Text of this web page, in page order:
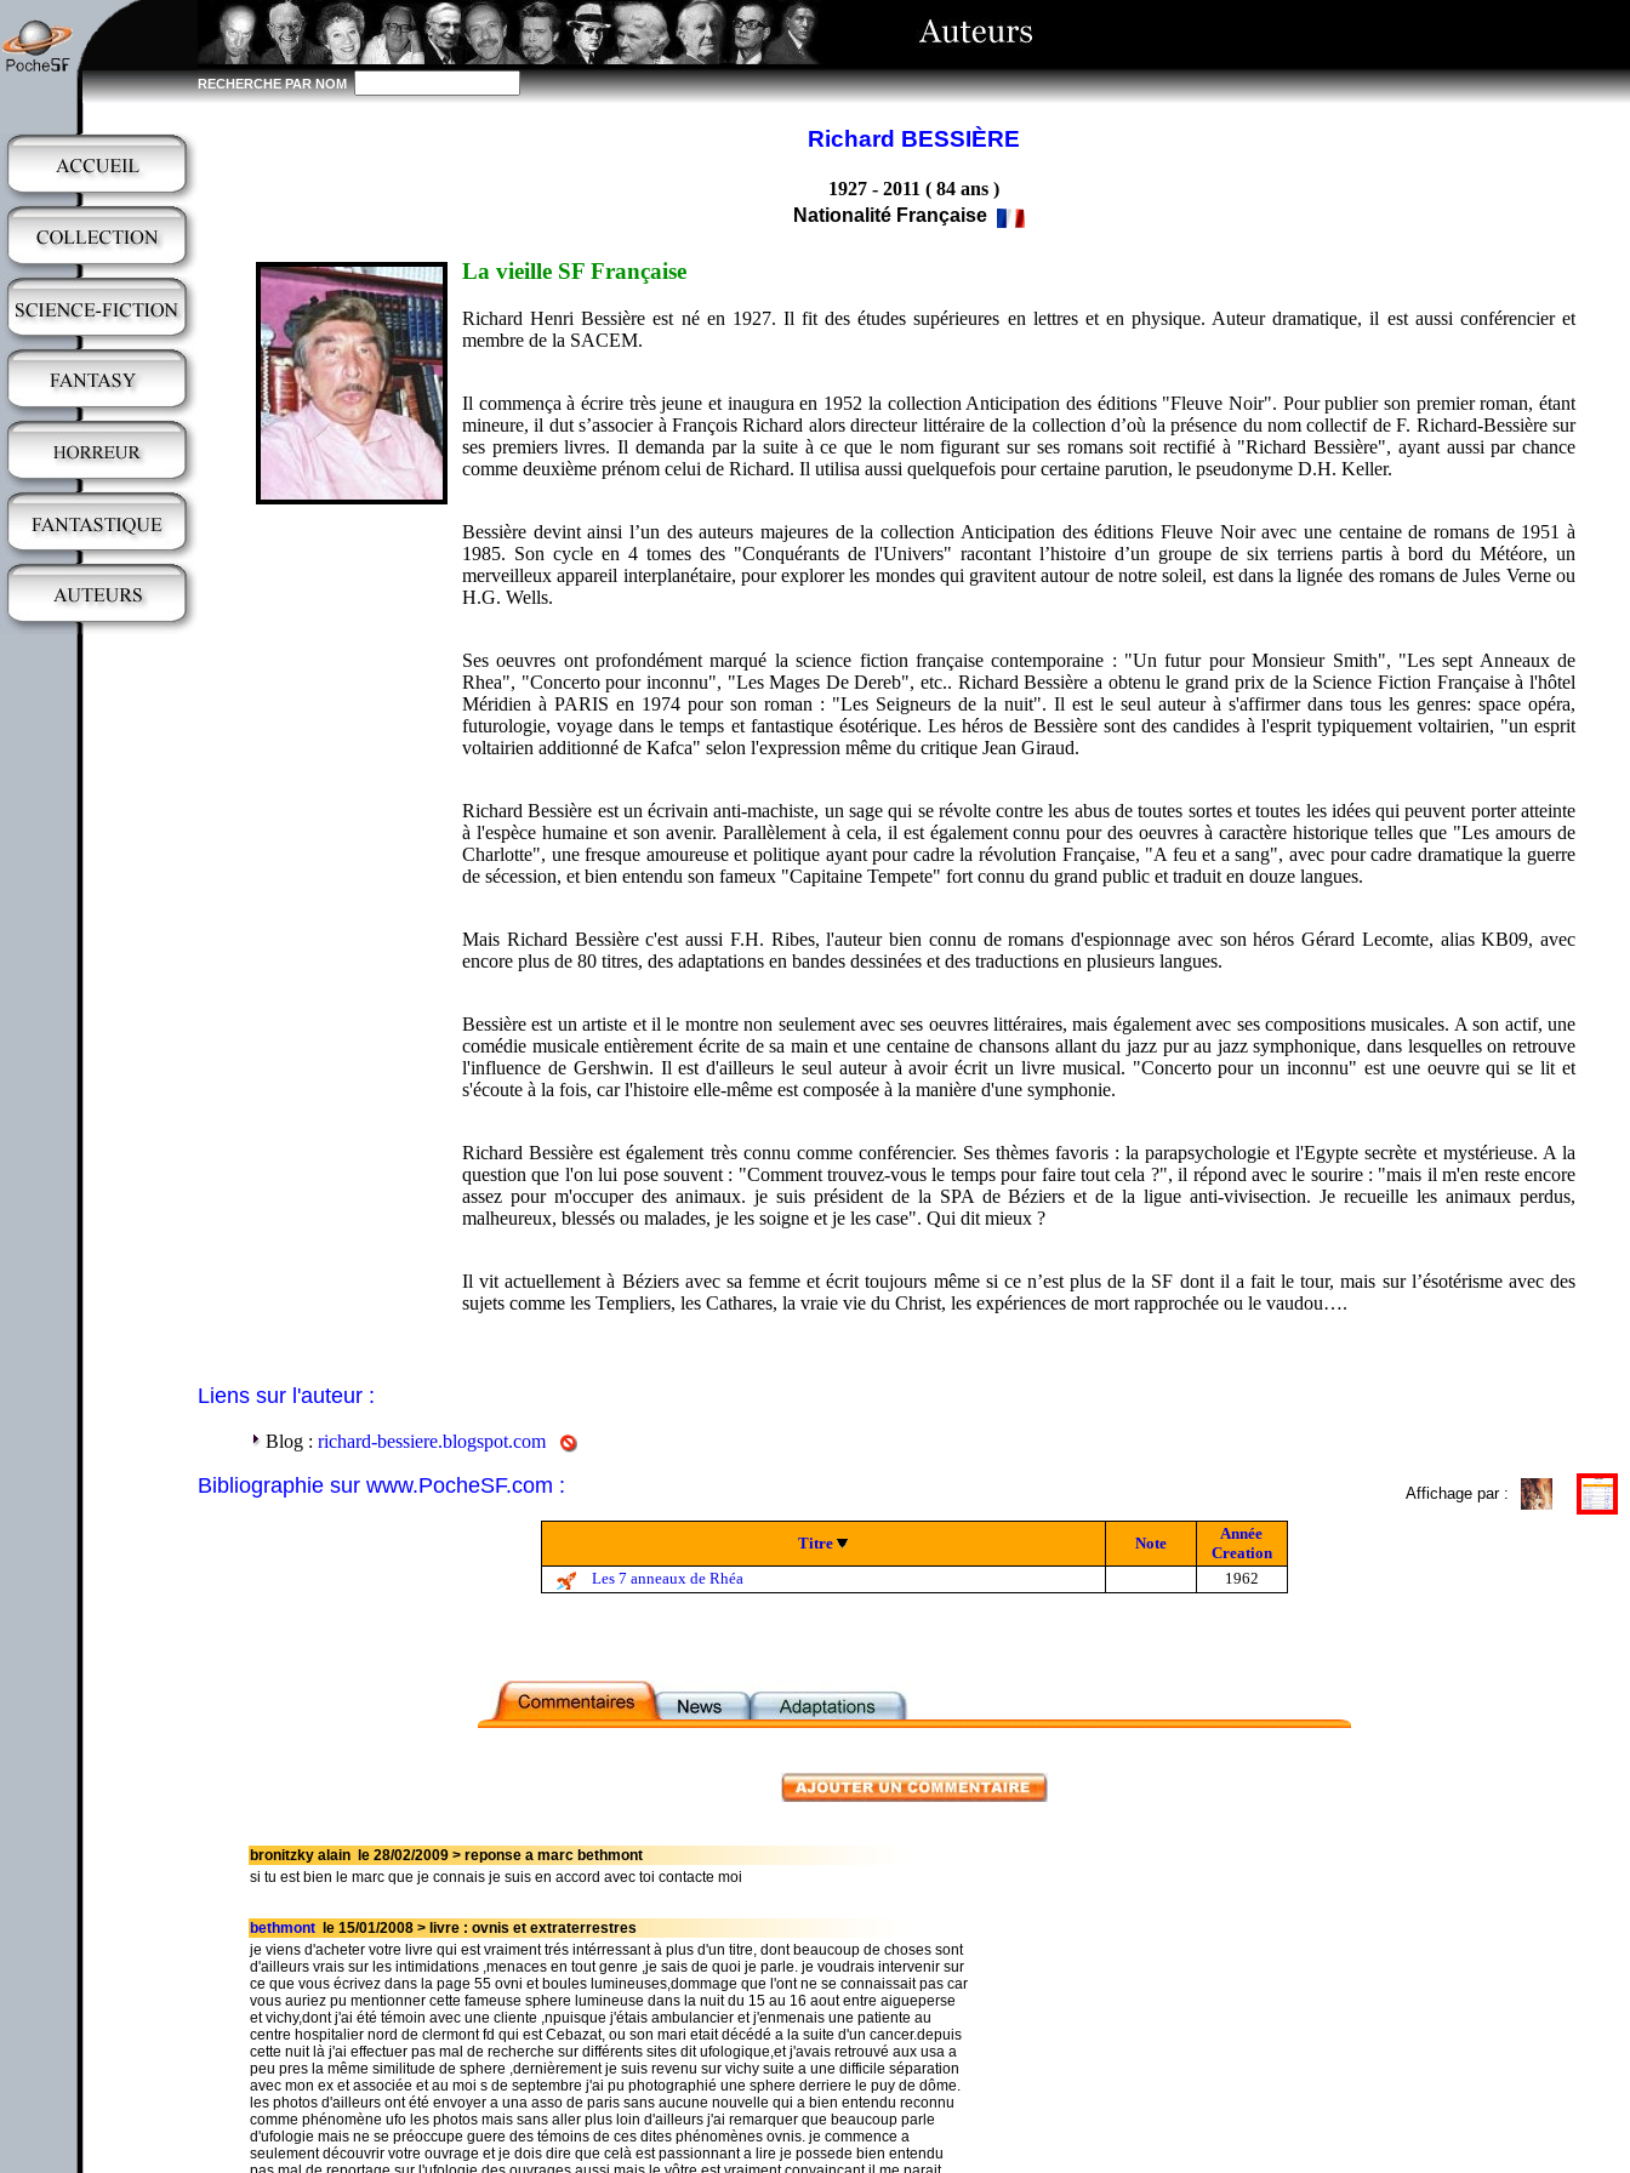
RECHERCHE PAR NOM
Richard BESSIÈRE
1927 - 2011 ( 84 ans )
Nationalité Française
La vieille SF Française
Richard Henri Bessière est né en 1927. Il fit des études supérieures en lettres et en physique. Auteur dramatique, il est aussi conférencier et
membre de la SACEM.
Il commença à écrire très jeune et inaugura en 1952 la collection Anticipation des éditions "Fleuve Noir". Pour publier son premier roman, étant
mineure, il dut s’associer à François Richard alors directeur littéraire de la collection d’où la présence du nom collectif de F. Richard-Bessière sur
ses premiers livres. Il demanda par la suite à ce que le nom figurant sur ses romans soit rectifié à "Richard Bessière", ayant aussi par chance
comme deuxième prénom celui de Richard. Il utilisa aussi quelquefois pour certaine parution, le pseudonyme D.H. Keller.
Bessière devint ainsi l’un des auteurs majeures de la collection Anticipation des éditions Fleuve Noir avec une centaine de romans de 1951 à
1985. Son cycle en 4 tomes des "Conquérants de l'Univers" racontant l’histoire d’un groupe de six terriens partis à bord du Météore, un
merveilleux appareil interplanétaire, pour explorer les mondes qui gravitent autour de notre soleil, est dans la lignée des romans de Jules Verne ou
H.G. Wells.
Ses oeuvres ont profondément marqué la science fiction française contemporaine : "Un futur pour Monsieur Smith", "Les sept Anneaux de
Rhea", "Concerto pour inconnu", "Les Mages De Dereb", etc.. Richard Bessière a obtenu le grand prix de la Science Fiction Française à l'hôtel
Méridien à PARIS en 1974 pour son roman : "Les Seigneurs de la nuit". Il est le seul auteur à s'affirmer dans tous les genres: space opéra,
futurologie, voyage dans le temps et fantastique ésotérique. Les héros de Bessière sont des candides à l'esprit typiquement voltairien, "un esprit
voltairien additionné de Kafca" selon l'expression même du critique Jean Giraud.
Richard Bessière est un écrivain anti-machiste, un sage qui se révolte contre les abus de toutes sortes et toutes les idées qui peuvent porter atteinte
à l'espèce humaine et son avenir. Parallèlement à cela, il est également connu pour des oeuvres à caractère historique telles que "Les amours de
Charlotte", une fresque amoureuse et politique ayant pour cadre la révolution Française, "A feu et a sang", avec pour cadre dramatique la guerre
de sécession, et bien entendu son fameux "Capitaine Tempete" fort connu du grand public et traduit en douze langues.
Mais Richard Bessière c'est aussi F.H. Ribes, l'auteur bien connu de romans d'espionnage avec son héros Gérard Lecomte, alias KB09, avec
encore plus de 80 titres, des adaptations en bandes dessinées et des traductions en plusieurs langues.
Bessière est un artiste et il le montre non seulement avec ses oeuvres littéraires, mais également avec ses compositions musicales. A son actif, une
comédie musicale entièrement écrite de sa main et une centaine de chansons allant du jazz pur au jazz symphonique, dans lesquelles on retrouve
l'influence de Gershwin. Il est d'ailleurs le seul auteur à avoir écrit un livre musical. "Concerto pour un inconnu" est une oeuvre qui se lit et
s'écoute à la fois, car l'histoire elle-même est composée à la manière d'une symphonie.
Richard Bessière est également très connu comme conférencier. Ses thèmes favoris : la parapsychologie et l'Egypte secrète et mystérieuse. A la
question que l'on lui pose souvent : "Comment trouvez-vous le temps pour faire tout cela ?", il répond avec le sourire : "mais il m'en reste encore
assez pour m'occuper des animaux. je suis président de la SPA de Béziers et de la ligue anti-vivisection. Je recueille les animaux perdus,
malheureux, blessés ou malades, je les soigne et je les case". Qui dit mieux ?
Il vit actuellement à Béziers avec sa femme et écrit toujours même si ce n’est plus de la SF dont il a fait le tour, mais sur l’ésotérisme avec des
sujets comme les Templiers, les Cathares, la vraie vie du Christ, les expériences de mort rapprochée ou le vaudou….
Liens sur l'auteur :
Blog : richard-bessiere.blogspot.com
Bibliographie sur www.PocheSF.com : Affichage par :
Titre Note
Année
Creation
Les 7 anneaux de Rhéa
1962
bronitzky alain le 28/02/2009 > reponse a marc bethmont
si tu est bien le marc que je connais je suis en accord avec toi contacte moi
bethmont le 15/01/2008 > livre : ovnis et extraterrestres
je viens d'acheter votre livre qui est vraiment trés intérressant à plus d'un titre, dont beaucoup de choses sont
d'ailleurs vrais sur les intimidations ,menaces en tout genre ,je sais de quoi je parle. je voudrais intervenir sur
ce que vous écrivez dans la page 55 ovni et boules lumineuses,dommage que l'ont ne se connaissait pas car
vous auriez pu mentionner cette fameuse sphere lumineuse dans la nuit du 15 au 16 aout entre aigueperse
et vichy,dont j'ai été témoin avec une cliente ,npuisque j'étais ambulancier et j'enmenais une patiente au
centre hospitalier nord de clermont fd qui est Cebazat, ou son mari etait décédé a la suite d'un cancer.depuis
cette nuit là j'ai effectuer pas mal de recherche sur différents sites dit ufologique,et j'avais retrouvé aux usa a
peu pres la même similitude de sphere ,dernièrement je suis revenu sur vichy suite a une difficile séparation
avec mon ex et associée et au moi s de septembre j'ai pu photographié une sphere derriere le puy de dôme.
les photos d'ailleurs ont été envoyer a una asso de paris sans aucune nouvelle qui a bien entendu reconnu
comme phénomène ufo les photos mais sans aller plus loin d'ailleurs j'ai remarquer que beaucoup parle
d'ufologie mais ne se préoccupe guere des témoins de ces dites phénomènes ovnis. je commence a
seulement découvrir votre ouvrage et je dois dire que celà est passionnant a lire je possede bien entendu